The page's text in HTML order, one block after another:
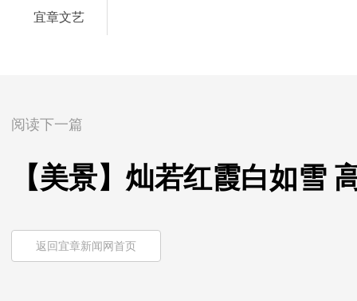
宜章文艺
阅读下一篇
【美景】灿若红霞白如雪
返回宜章新闻网首页